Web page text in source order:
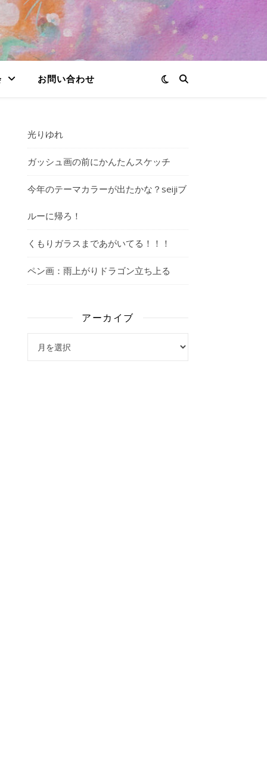
お問い合わせ
光りゆれ
ガッシュ画の前にかんたんスケッチ
今年のテーマカラーが出たかな？seijiブ
ルーに帰ろ！
くもりガラスまであがいてる！！！
ペン画：雨上がりドラゴン立ち上る
アーカイブ